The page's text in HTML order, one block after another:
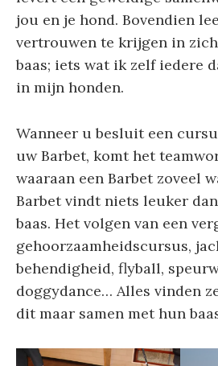
jou en je hond. Bovendien
vertrouwen te krijgen in
baas; iets wat ik zelf iedere
in mijn honden.
Wanneer u besluit een
uw Barbet, komt het
waaraan een Barbet zoveel
Barbet vindt niets leuker dan
baas. Het volgen van een
gehoorzaamheidscursus,
behendigheid, flyball,
doggydance… Alles vinden
dit maar samen met hun